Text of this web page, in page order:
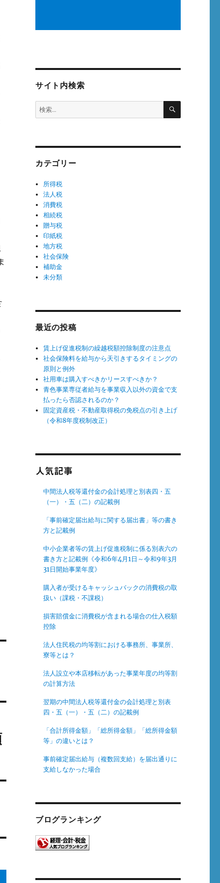
サイト内検索
検
索:
検
カテゴリー
所得税
法人税
消費税
相続税
贈与税
印紙税
地方税
社会保険
補助金
未分類
最近の投稿
賃上げ促進税制の繰越税額控除制度の注意点
社会保険料を給与から天引きするタイミングの
原則と例外
社用車は購入すべきかリースすべきか？
青色事業専従者給与を事業収入以外の資金で支
払ったら否認されるのか？
固定資産税・不動産取得税の免税点の引き上げ
（令和8年度税制改正）
人気記事
中間法人税等還付金の会計処理と別表四・五
（一）・五（二）の記載例
「事前確定届出給与に関する届出書」等の書き
方と記載例
中小企業者等の賃上げ促進税制に係る別表六の
書き方と記載例《令和6年4月1日～令和9年3月
31日開始事業年度》
購入者が受けるキャッシュバックの消費税の取
扱い（課税・不課税）
損害賠償金に消費税が含まれる場合の仕入税額
控除
法人住民税の均等割における事務所、事業所、
寮等とは？
法人設立や本店移転があった事業年度の均等割
の計算方法
翌期の中間法人税等還付金の会計処理と別表
四・五（一）・五（二）の記載例
「合計所得金額」「総所得金額」「総所得金額
等」の違いとは？
事前確定届出給与（複数回支給）を届出通りに
支給しなかった場合
ブログランキング